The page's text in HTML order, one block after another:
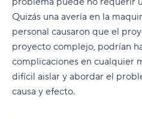
Quizás una avería en la
personal causaron que el
proyecto complejo, podrían
complicaciones en cualquier
difícil aislar y abordar el
causa y efecto.